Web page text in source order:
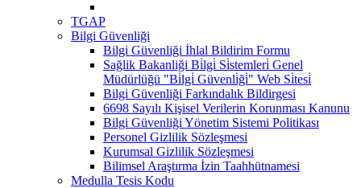
TGAP
Bilgi Güvenliği
Bilgi Güvenliği İhlal Bildirim Formu
Sağlik Bakanliği Bi̇lgi̇ Si̇stemleri̇ Genel
Müdürlüğü "Bi̇lgi̇ Güvenli̇ği̇" Web Si̇tesi̇
Bilgi Güvenliği Farkındalık Bildirgesi
6698 Sayılı Kişisel Verilerin Korunması Kanunu
Bilgi Güvenliği Yönetim Sistemi Politikası
Personel Gizlilik Sözleşmesi
Kurumsal Gizlilik Sözleşmesi
Bilimsel Araştırma İzin Taahhütnamesi
Medulla Tesis Kodu